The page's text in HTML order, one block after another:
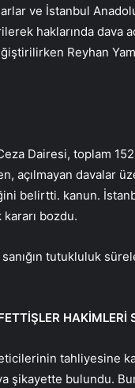
ve İstanbul
haklarında dava
Reyhan
Dairesi, toplam
açılmayan davalar
belirtti. kanun.
kararı bozdu.
tutukluluk
HAKİMLERİ
tahliyesine
şikayette bulundu.